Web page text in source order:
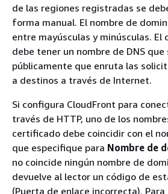
de las regiones registradas se
forma manual. El nombre de
entre mayúsculas y minúsculas. El
debe tener un nombre de DNS que
públicamente que enruta las
a destinos a través de Internet.
Si configura CloudFront para
través de HTTP, uno de los
certificado debe coincidir con el
que especifique para Nombre de
no coincide ningún nombre de
devuelve al lector un código de
(Puerta de enlace incorrecta).